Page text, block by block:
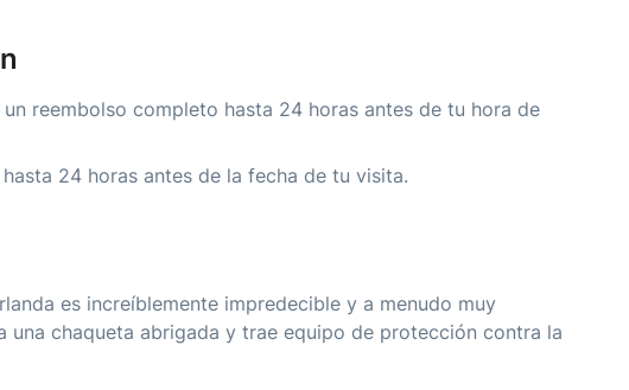
reembolso completo hasta 24 horas antes de tu hora de
24 horas antes de la fecha de tu visita.
es increíblemente impredecible y a menudo muy
una chaqueta abrigada y trae equipo de protección contra la